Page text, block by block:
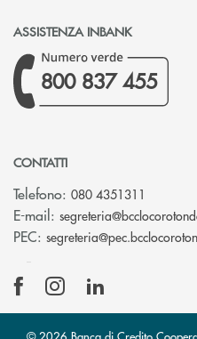
ASSISTENZA INBANK
800 837 455
CONTATTI
Telefono: 080 4351311
E-mail:
PEC:
© 2026 Banca di Credito